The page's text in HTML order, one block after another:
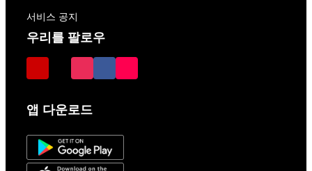
서비스 공지
우리를 팔로우
앱 다운로드